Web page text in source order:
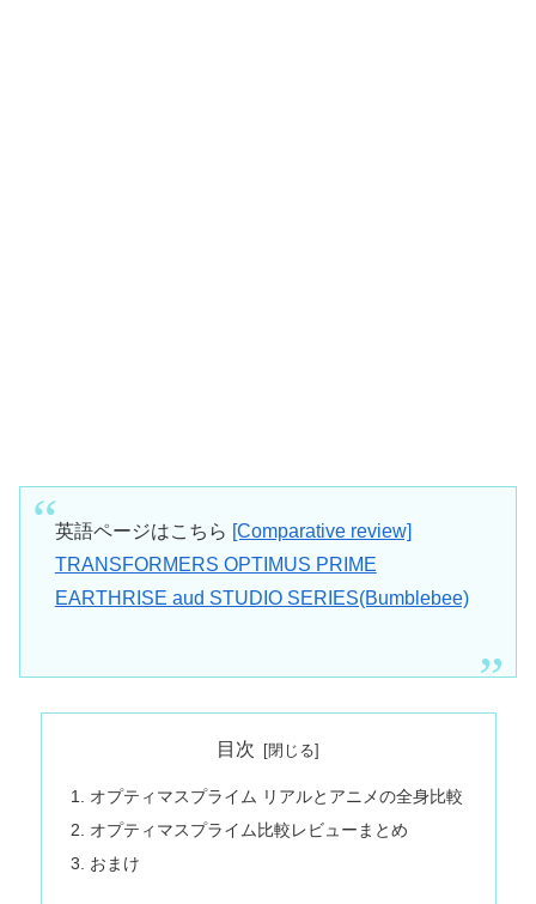
英語ページはこちら [Comparative review]
TRANSFORMERS OPTIMUS PRIME
EARTHRISE aud STUDIO SERIES(Bumblebee)
目次
オプティマスプライム リアルとアニメの全身比較
オプティマスプライム比較レビューまとめ
おまけ